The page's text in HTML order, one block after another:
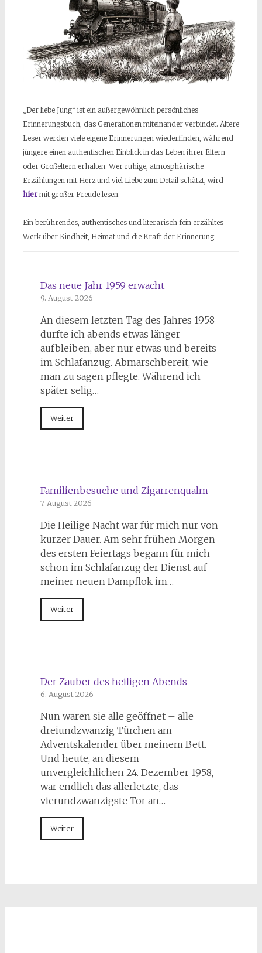
„Der liebe Jung“ ist ein außergewöhnlich persönliches
Erinnerungsbuch, das Generationen miteinander verbindet. Ältere
Leser werden viele eigene Erinnerungen wiederfinden, während
jüngere einen authentischen Einblick in das Leben ihrer Eltern
oder Großeltern erhalten. Wer ruhige, atmosphärische
Erzählungen mit Herz und viel Liebe zum Detail schätzt, wird
hiermit großer Freude lesen.
Ein berührendes, authentisches und literarisch fein erzähltes
Werk über Kindheit, Heimat und die Kraft der Erinnerung.
Das neue Jahr 1959 erwacht
9. August 2026
An diesem letzten Tag des Jahres 1958
durfte ich abends etwas länger
aufbleiben, aber nur etwas und bereits
im Schlafanzug. Abmarschbereit, wie
man zu sagen pflegte. Während ich
später selig…
Weiter
Familienbesuche und Zigarrenqualm
7. August 2026
Die Heilige Nacht war für mich nur von
kurzer Dauer. Am sehr frühen Morgen
des ersten Feiertags begann für mich
schon im Schlafanzug der Dienst auf
meiner neuen Dampflok im…
Weiter
Der Zauber des heiligen Abends
6. August 2026
Nun waren sie alle geöffnet – alle
dreiundzwanzig Türchen am
Adventskalender über meinem Bett.
Und heute, an diesem
unvergleichlichen 24. Dezember 1958,
war endlich das allerletzte, das
vierundzwanzigste Tor an…
Weiter